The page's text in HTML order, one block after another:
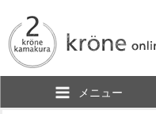
メニュー